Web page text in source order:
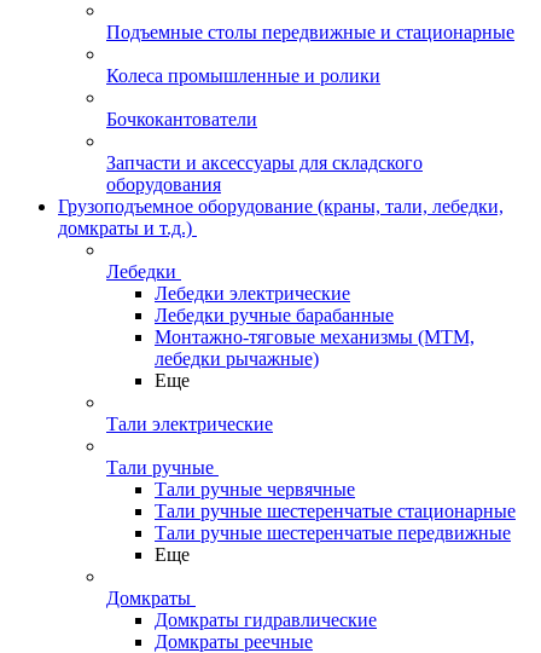
Подъемные столы передвижные и стационарные
Колеса промышленные и ролики
Бочкокантователи
Запчасти и аксессуары для складского
оборудования
Грузоподъемное оборудование (краны, тали, лебедки,
домкраты и т.д.)
Лебедки
Лебедки электрические
Лебедки ручные барабанные
Монтажно-тяговые механизмы (МТМ,
лебедки рычажные)
Еще
Тали электрические
Тали ручные
Тали ручные червячные
Тали ручные шестеренчатые стационарные
Тали ручные шестеренчатые передвижные
Еще
Домкраты
Домкраты гидравлические
Домкраты реечные